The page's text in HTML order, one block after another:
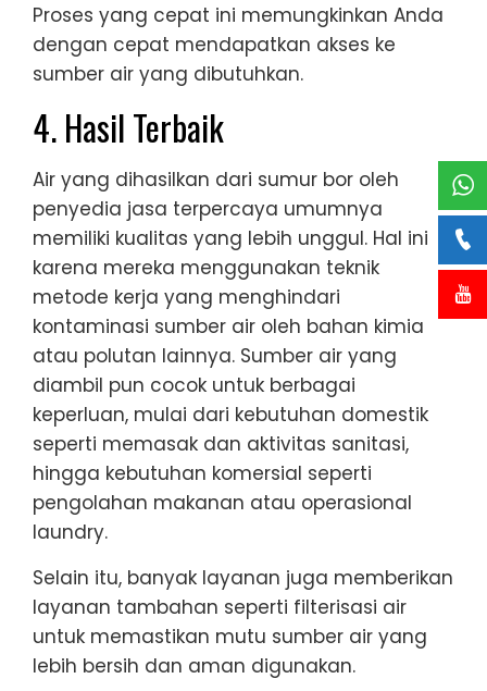
Proses yang cepat ini memungkinkan Anda
dengan cepat mendapatkan akses ke
sumber air yang dibutuhkan.
4. Hasil Terbaik
Air yang dihasilkan dari sumur bor oleh
penyedia jasa terpercaya umumnya
memiliki kualitas yang lebih unggul. Hal ini
karena mereka menggunakan teknik
metode kerja yang menghindari
kontaminasi sumber air oleh bahan kimia
atau polutan lainnya. Sumber air yang
diambil pun cocok untuk berbagai
keperluan, mulai dari kebutuhan domestik
seperti memasak dan aktivitas sanitasi,
hingga kebutuhan komersial seperti
pengolahan makanan atau operasional
laundry.
Selain itu, banyak layanan juga memberikan
layanan tambahan seperti filterisasi air
untuk memastikan mutu sumber air yang
lebih bersih dan aman digunakan.